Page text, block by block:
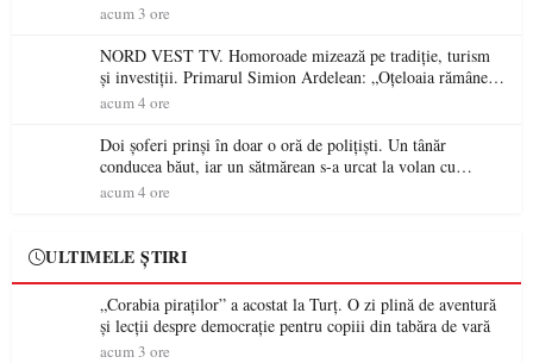
acum 3 ore
NORD VEST TV. Homoroade mizează pe tradiție, turism
și investiții. Primarul Simion Ardelean: „Oțeloaia rămâne
un brand al Codrului”
acum 4 ore
Doi șoferi prinși în doar o oră de polițiști. Un tânăr
conducea băut, iar un sătmărean s-a urcat la volan cu
permisul suspendat
acum 4 ore
ULTIMELE ȘTIRI
„Corabia piraților” a acostat la Turț. O zi plină de aventură
și lecții despre democrație pentru copiii din tabăra de vară
acum 3 ore